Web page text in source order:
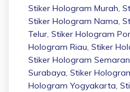
Stiker Hologram Murah,
Stiker Hologram Nama,
Telur, Stiker Hologram
Hologram Riau, Stiker
Stiker Hologram
Surabaya, Stiker
Hologram Yogyakarta,